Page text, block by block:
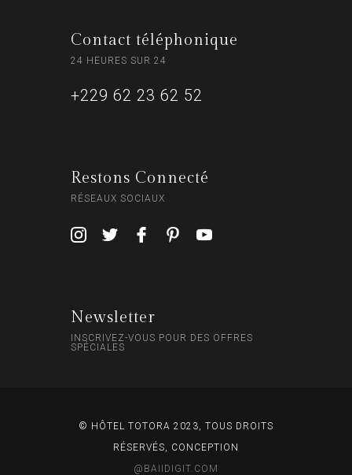
Contact téléphonique
24 HEURES SUR 24
+229 62 23 62 52
Restons Connecté
RÉSEAUX SOCIAUX
Newsletter
INSCRIVEZ-VOUS POUR DES OFFRES
SPÉCIALES
© HÔTEL TOTORA 2023, TOUS DROITS
RÉSERVÉS, CONCEPTION
@BAIIDIGIT.COM